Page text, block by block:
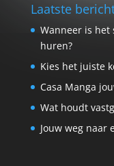
Laatste
Wanneer is het
huren?
Kies het juiste
Casa Manga
Wat houdt
Jouw weg naar